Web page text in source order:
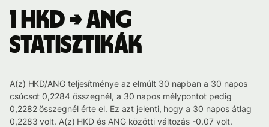
1 HKD → ANG
statisztikák
A(z) HKD/ANG teljesítménye az elmúlt 30 napban a 30 napos
csúcsot 0,2284 összegnél, a 30 napos mélypontot pedig
0,2282 összegnél érte el. Ez azt jelenti, hogy a 30 napos átlag
0,2283 volt. A(z) HKD és ANG közötti változás -0.07 volt.